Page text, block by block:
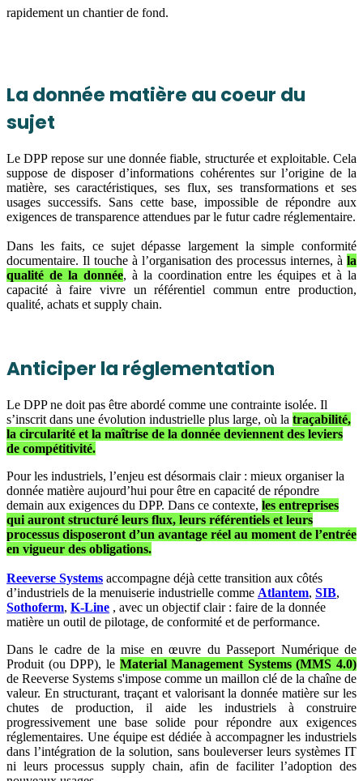
rapidement un chantier de fond.
La donnée matière au coeur du
sujet
Le DPP repose sur une donnée fiable, structurée et exploitable. Cela
suppose de disposer d’informations cohérentes sur l’origine de la
matière, ses caractéristiques, ses flux, ses transformations et ses
usages successifs. Sans cette base, impossible de répondre aux
exigences de transparence attendues par le futur cadre réglementaire.
Dans les faits, ce sujet dépasse largement la simple conformité
documentaire. Il touche à l’organisation des processus internes, à la
qualité de la donnée, à la coordination entre les équipeset à la
capacité à faire vivre un référentiel commun entre production,
qualité, achats et supply chain.
Anticiper la réglementation
Le DPP ne doit pas être abordé comme une contrainte isolée. Il
s’inscrit dans une évolution industrielle plus large, où la traçabilité,
la circularité et la maîtrise de la donnée deviennent des leviers
de compétitivité.
Pour les industriels, l’enjeu est désormais clair : mieux organiser la
donnée matière aujourd’hui pour être en capacité de répondre
demain aux exigences du DPP. Dans ce contexte, les entreprises
qui auront structuré leurs flux, leurs référentiels et leurs
processus disposeront d’un avantage réel au moment de l’entrée
en vigueur des obligations.
Reeverse Systems accompagne déjà cette transition aux côtés
d’industriels de la menuiserie industrielle comme Atlantem, SIB,
Sothoferm, K-Line , avec un objectif clair : faire de la donnée
matière un outil de pilotage, de conformité et de performance.
Dans le cadre de la mise en œuvre du Passeport Numérique de
Produit (ou DPP), le Material Management Systems (MMS 4.0)
de Reeverse Systems s'impose comme un maillon clé de la chaîne de
valeur. En structurant, traçant et valorisant la donnée matière sur les
chutes de production, il aide les industriels à construire
progressivement une base solide pour répondre aux exigences
réglementaires. Une équipe est dédiée à accompagner les industriels
dans l’intégration de la solution, sans bouleverser leurs systèmes IT
ni leurs processus supply chain, afin de faciliter l’adoption des